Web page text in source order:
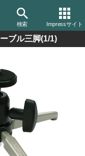
検索 Impressサイト
ブル三脚(1/1)